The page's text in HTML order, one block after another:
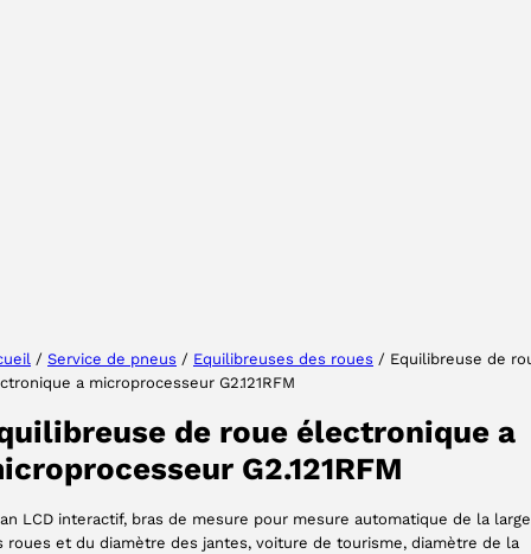
/ Service de pneus / Equilibreuses des roues / Equilibreuse de
a microprocesseur G2.121RFM
de roue électronique a
G2.121RFM
LCD interactif, bras de mesure pour mesure automatique de la
roues et du diamètre des jantes, voiture de tourisme, diamètre de la
ACCEPTER